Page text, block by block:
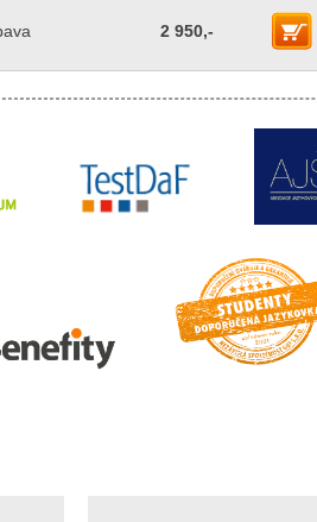
2 950,-